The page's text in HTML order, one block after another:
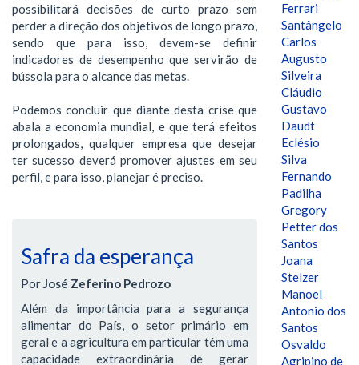
possibilitará decisões de curto prazo sem
perder a direção dos objetivos de longo prazo,
sendo que para isso, devem-se definir
indicadores de desempenho que servirão de
bússola para o alcance das metas.
Podemos concluir que diante desta crise que
abala a economia mundial, e que terá efeitos
prolongados, qualquer empresa que desejar
ter sucesso deverá promover ajustes em seu
perfil, e para isso, planejar é preciso.
Safra da esperança
PorJosé Zeferino Pedrozo
Além da importância para a segurança
alimentar do País, o setor primário em
geral e a agricultura em particular têm uma
capacidade extraordinária de gerar
Ferrari
Santângelo
Carlos
Augusto
Silveira
Cláudio
Gustavo
Daudt
Eclésio
Silva
Fernando
Padilha
Gregory
Petter dos
Santos
Joana
Stelzer
Manoel
Antonio dos
Santos
Osvaldo
Agripino de